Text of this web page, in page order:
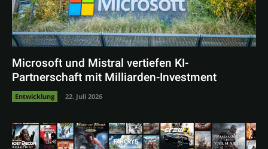
Microsoft und Mistral vertiefen KI-
Partnerschaft mit Milliarden-Investment
Entwicklung 22. Juli 2026